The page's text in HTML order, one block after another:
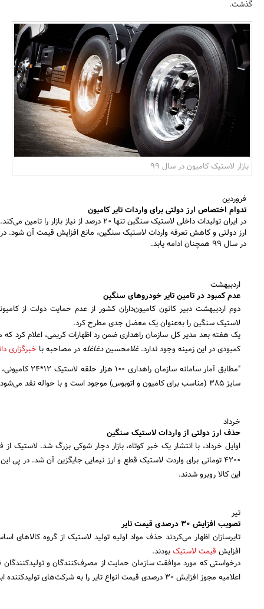
مسکن و ساختمان
جستجو
گذشت.
بازار لاستیک کامیون در سال 99
فروردین
تدوام اختصاص ارز دولتی برای واردات تایر کامیون
ارز دولتی و کاهش تعرفه واردات لاستیک سنگین، مانع افزایش قیمت آن شود.
در سال ۹۹ همچنان ادامه یابد.
اردبیهشت
عدم کمبود در تامین تایر خودروهای سنگین
دوم اردیبهشت دبیر کانون کامیون‌داران کشور از عدم حمایت دولت از
لاستیک سنگین را به‌عنوان یک معضل جدی مطرح کرد.
کمبودی در این زمینه وجود ندارد. غلامحسین دغاغله در مصاحبه با خبرگزاری
سایز ۳۸۵ (مناسب برای کامیون و اتوبوس) موجود است و با حواله نقد می‌شود."
خرداد
حذف ارز دولتی از واردات لاستیک سنگین
اوایل خرداد، با انتشار یک خبر کوتاه، بازار دچار شوکی بزرگ شد.
۴۲۰۰ تومانی برای واردت لاستیک قطع و ارز نیمایی جایگزین آن شد. در
این کالا روبرو شدند.
تیر
تصویب افزایش ۳۰ درصدی قیمت تایر
افزایش قیمت لاستیکبودند.
درخواستی که مورد موافقت سازمان حمایت از مصرف‌کنندگان و تولیدکنندگان
اعلامیه مجوز افزایش ۳۰ درصدی قیمت انواع تایر را به شرکت‌های تولیدکننده ابلاغ کرد.